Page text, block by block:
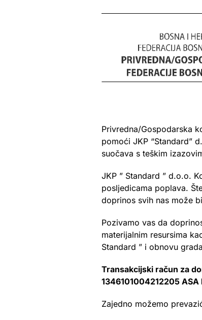
Privredna/Gospodarska
pomoći JKP “Standard”
suočava s teškim
JKP ” Standard ” d.o.o.
posljedicama poplava.
doprinos svih nas može
Pozivamo vas da
materijalnim resursima
Standard ” i obnovu
Transakcijski račun za
1346101004212205 ASA
Zajedno možemo